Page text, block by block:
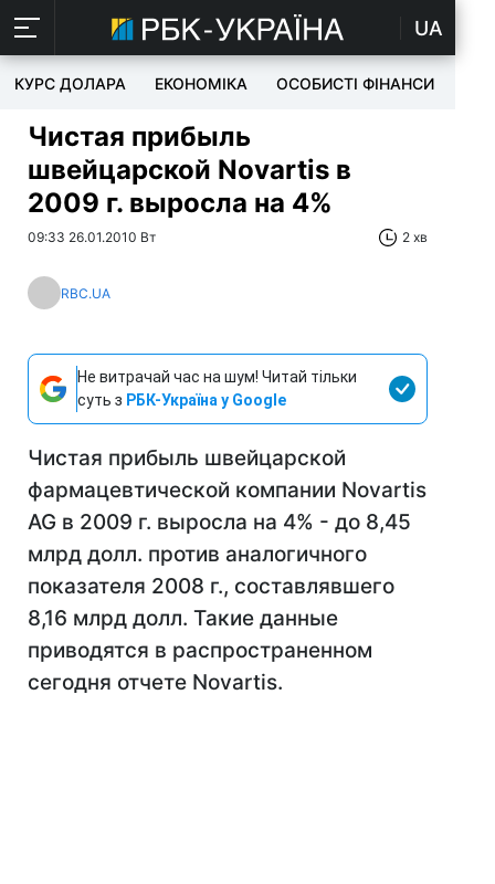
UA
КУРС ДОЛАРА ЕКОНОМІКА ОСОБИСТІ ФІНАНСИ
Чистая прибыль
швейцарской Novartis в
2009 г. выросла на 4%
09:33 26.01.2010 Вт 2 хв
RBC.UA
Не витрачай час на шум! Читай тільки
суть з РБК-Україна у Google
Чистая прибыль швейцарской
фармацевтической компании Novartis
AG в 2009 г. выросла на 4% - до 8,45
млрд долл. против аналогичного
показателя 2008 г., составлявшего
8,16 млрд долл. Такие данные
приводятся в распространенном
сегодня отчете Novartis.